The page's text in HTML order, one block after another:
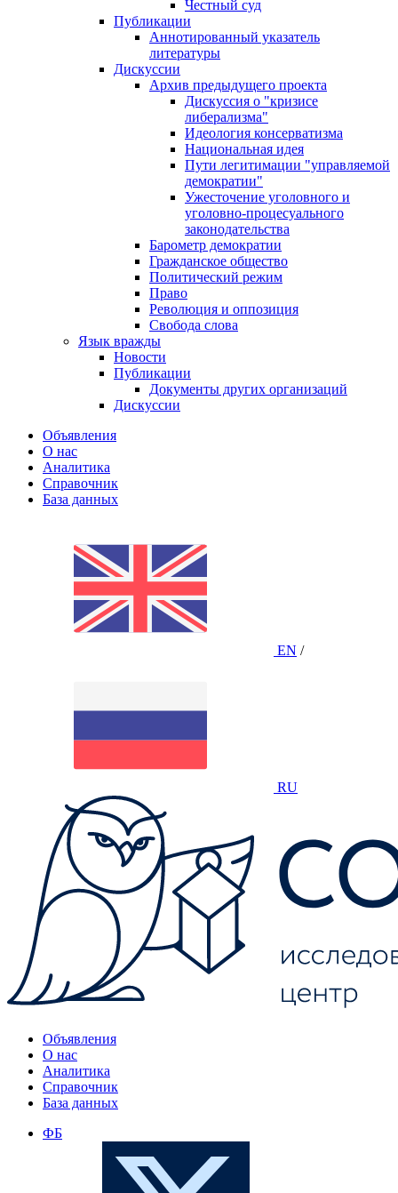
Честный суд
Публикации
Аннотированный указатель
литературы
Дискуссии
Архив предыдущего проекта
Дискуссия о "кризисе
либерализма"
Идеология консерватизма
Национальная идея
Пути легитимации "управляемой
демократии"
Ужесточение уголовного и
уголовно-процесуального
законодательства
Барометр демократии
Гражданское общество
Политический режим
Право
Революция и оппозиция
Свобода слова
Язык вражды
Новости
Публикации
Документы других организаций
Дискуссии
Объявления
О нас
Аналитика
Справочник
База данных
EN /
RU
Объявления
О нас
Аналитика
Справочник
База данных
ФБ